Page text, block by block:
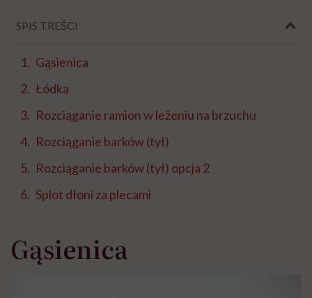
SPIS TREŚCI
Gąsienica
Łódka
Rozciąganie ramion w leżeniu na brzuchu
Rozciąganie barków (tył)
Rozciąganie barków (tył) opcja 2
Splot dłoni za plecami
Gąsienica